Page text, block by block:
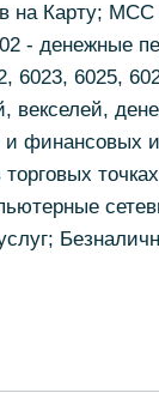
на Карту;
- денежные
6025,
векселей,
и